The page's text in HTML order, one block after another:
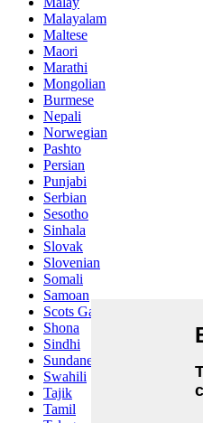
Malayalam
Maltese
Maori
Marathi
Mongolian
Burmese
Nepali
Norwegian
Pashto
Persian
Punjabi
Serbian
Sesotho
Sinhala
Slovak
Slovenian
Somali
Samoan
Scots Gaelic
Shona
Sindhi
Sundanese
Swahili
Tajik
Tamil